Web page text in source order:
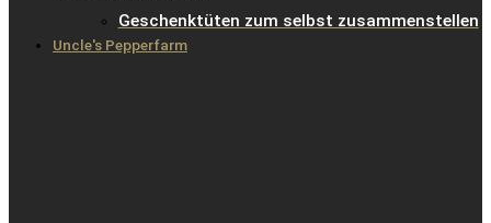
Geschenktüten zum selbst zusammenstellen
Uncle's Pepperfarm